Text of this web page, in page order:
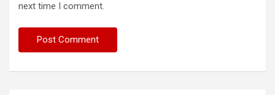
next time I comment.